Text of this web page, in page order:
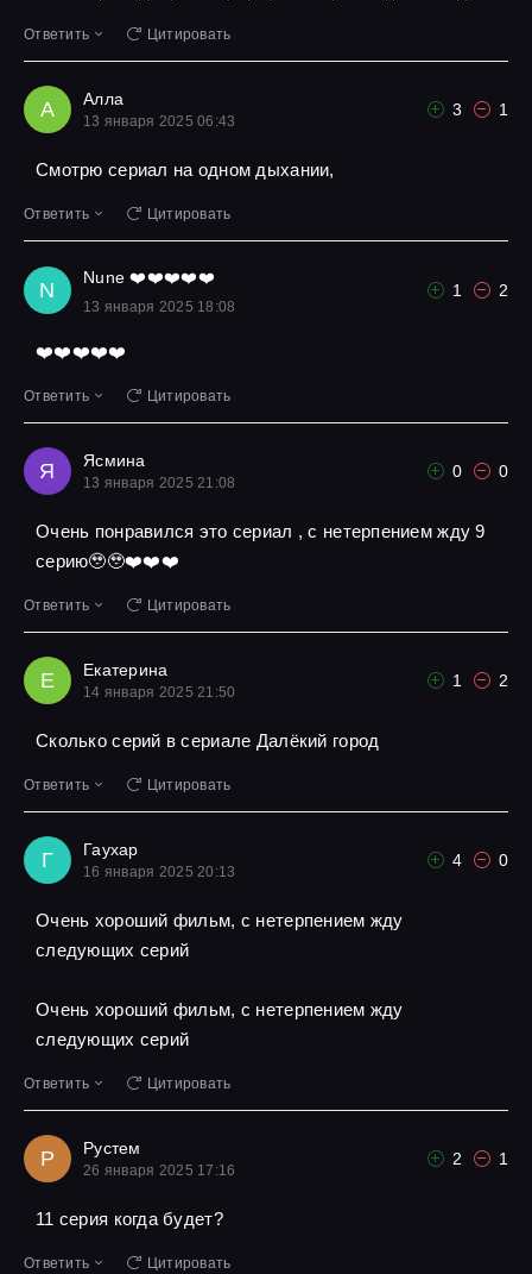
Ответить Цитировать
А Алла
13 января 2025 06:43
3 1
Смотрю сериал на одном дыхании,
Ответить Цитировать
N
Nune ❤️❤️❤️❤️❤️
13 января 2025 18:08
1 2
❤️❤️❤️❤️❤️
Ответить Цитировать
Я Ясмина
13 января 2025 21:08
0 0
Очень понравился это сериал , с нетерпением жду 9
серию🥹🥹❤️❤️❤️
Ответить Цитировать
Е Екатерина
14 января 2025 21:50
1 2
Сколько серий в сериале Далёкий город
Ответить Цитировать
Г Гаухар
16 января 2025 20:13
4 0
Очень хороший фильм, с нетерпением жду
следующих серий
Очень хороший фильм, с нетерпением жду
следующих серий
Ответить Цитировать
Р Рустем
26 января 2025 17:16
2 1
11 серия когда будет?
Ответить Цитировать